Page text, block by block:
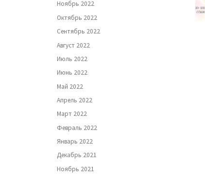
Ноябрь 2022
Октябрь 2022
Сентябрь 2022
Август 2022
Июль 2022
Июнь 2022
Май 2022
Апрель 2022
Март 2022
Февраль 2022
Январь 2022
Декабрь 2021
Ноябрь 2021